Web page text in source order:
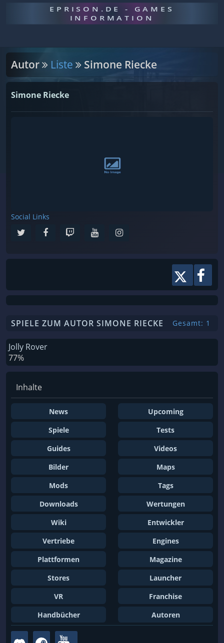
EPRISON.DE - GAMES
INFORMATION
Autor Liste Simone Riecke
Simone Riecke
Social Links
SPIELE ZUM AUTOR SIMONE RIECKE Gesamt: 1
Jolly Rover
77%
Inhalte
News
Upcoming
Spiele
Tests
Guides
Videos
Bilder
Maps
Mods
Tags
Downloads
Wertungen
Wiki
Entwickler
Vertriebe
Engines
Plattformen
Magazine
Stores
Launcher
VR
Franchise
Handbücher
Autoren